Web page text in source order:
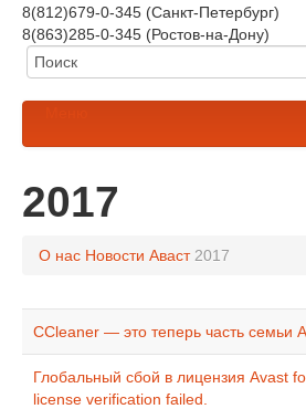
8(812)679-0-345 (Санкт-Петербург)
8(863)285-0-345 (Ростов-на-Дону)
2017
О нас Новости Аваст 2017
CСleaner — это теперь часть семьи
Глобальный сбой в лицензия Avast
license verification failed.